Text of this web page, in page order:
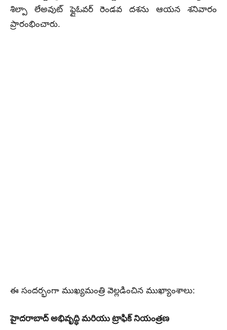
శిల్పా లేఅవుట్ ఫ్లైఓవర్ రెండవ దశను ఆయన శనివారం
ప్రారంభించారు.
ఈ సందర్భంగా ముఖ్యమంత్రి వెల్లడించిన ముఖ్యాంశాలు:
హైదరాబాద్ అభివృద్ధి మరియు ట్రాఫిక్ నియంత్రణ